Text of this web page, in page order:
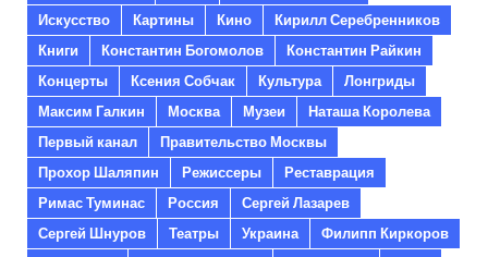
Искусство
Картины Кино
Кирилл Серебренников
Книги
Константин Богомолов
Константин Райкин
Концерты
Ксения Собчак Культура
Лонгриды
Максим Галкин
Москва Музеи
Наташа Королева
Первый канал
Правительство Москвы
Прохор Шаляпин
Режиссеры
Реставрация
Римас Туминас
Россия
Сергей Лазарев
Сергей Шнуров
Театры Украина
Филипп Киркоров